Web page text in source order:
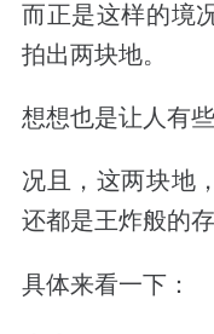
而正是这样的境
拍出两块地。
想想也是让人有些
况且，这两块地
还都是王炸般的存
具体来看一下：